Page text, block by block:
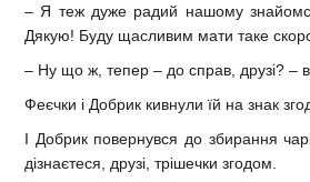
– Я теж дуже радий нашому
Дякую! Буду щасливим мати таке
– Ну що ж, тепер – до справ, друзі? –
Феєчки і Добрик кивнули їй на знак
І Добрик повернувся до збирання
дізнаєтеся, друзі, трішечки згодом.